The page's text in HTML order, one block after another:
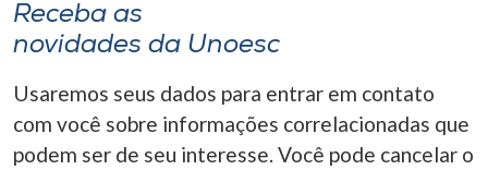
Receba as
novidades da Unoesc
Usaremos seus dados para entrar em contato
com você sobre informações correlacionadas que
podem ser de seu interesse. Você pode cancelar o